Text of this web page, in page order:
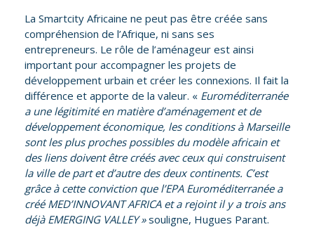
La Smartcity Africaine ne peut pas être créée sans
compréhension de l’Afrique, ni sans ses
entrepreneurs. Le rôle de l’aménageur est ainsi
important pour accompagner les projets de
développement urbain et créer les connexions. Il fait la
différence et apporte de la valeur. « Euroméditerranée
a une légitimité en matière d’aménagement et de
développement économique, les conditions à Marseille
sont les plus proches possibles du modèle africain et
des liens doivent être créés avec ceux qui construisent
la ville de part et d’autre des deux continents. C’est
grâce à cette conviction que l’EPA Euroméditerranée a
créé MED’INNOVANT AFRICA et a rejoint il y a trois ans
déjà EMERGING VALLEY »souligne, Hugues Parant.